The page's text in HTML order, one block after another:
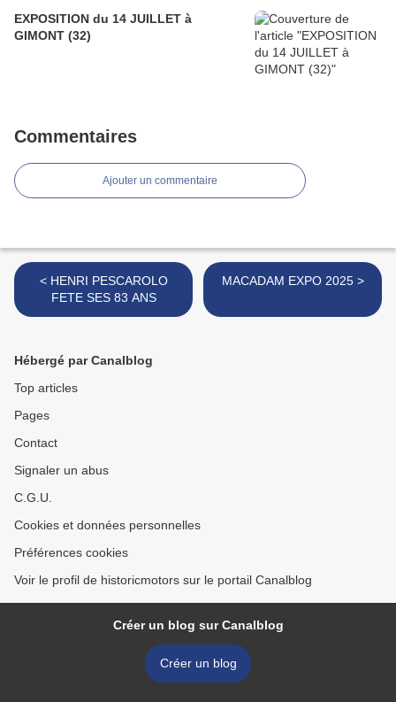
EXPOSITION du 14 JUILLET à
GIMONT (32)
Commentaires
Ajouter un commentaire
< HENRI PESCAROLO
FETE SES 83 ANS
MACADAM EXPO 2025 >
Hébergé par Canalblog
Top articles
Pages
Contact
Signaler un abus
C.G.U.
Cookies et données personnelles
Préférences cookies
Voir le profil de historicmotors sur le portail Canalblog
Créer un blog sur Canalblog
Créer un blog